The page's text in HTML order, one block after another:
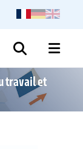
travail et